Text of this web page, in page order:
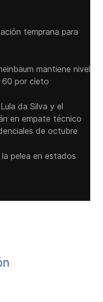
temprana para
mantiene nivel
60 por cieto
da Silva y el
en empate técnico
de octubre
pelea en estados